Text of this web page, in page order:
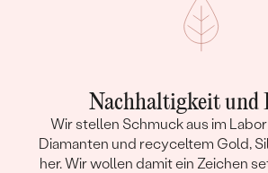
Nachhaltigkeit und
Wir stellen Schmuck aus im
Diamanten und recyceltem Gold,
her. Wir wollen damit ein Zeichen